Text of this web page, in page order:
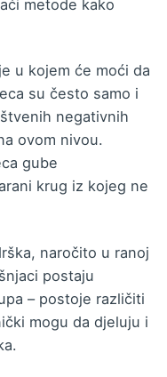
metode kako
u kojem će moći da
su često samo i
negativnih
ovom nivou.
gube
krug iz kojeg ne
naročito u ranoj
postaju
– postoje različiti
mogu da djeluju i